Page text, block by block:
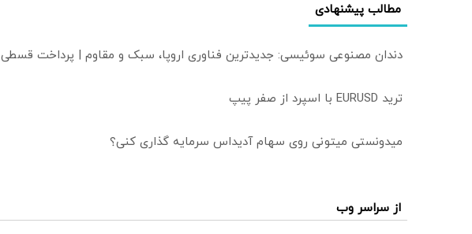
مطالب پیشنهادی
دندان مصنوعی سوئیسی: جدیدترین فناوری اروپا، سبک و مقاوم | پرداخت قسطی
ترید EURUSD با اسپرد از صفر پیپ
میدونستی میتونی روی سهام آدیداس سرمایه گذاری کنی؟
از سراسر وب